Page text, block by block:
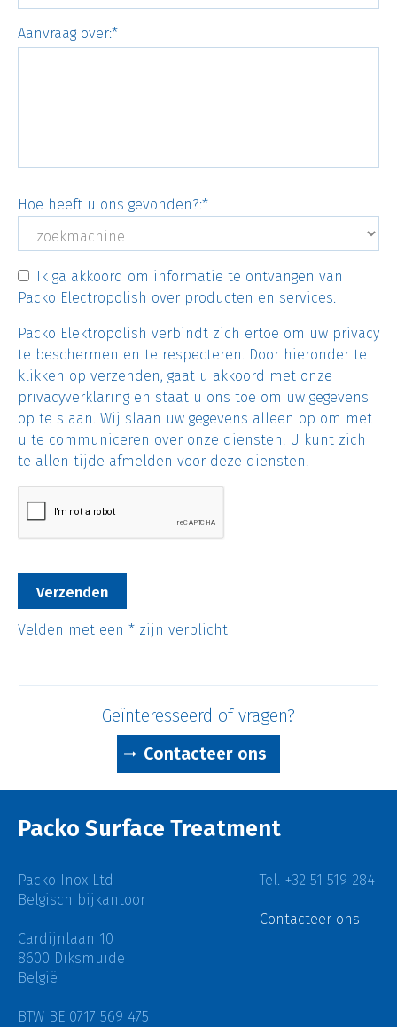
Aanvraag over:
Hoe heeft u ons gevonden?:
Ik ga akkoord om informatie te ontvangen van
Packo Electropolish over producten en services.
Packo Elektropolish verbindt zich ertoe om uw privacy
te beschermen en te respecteren. Door hieronder te
klikken op verzenden, gaat u akkoord met onze
privacyverklaring en staat u ons toe om uw gegevens
op te slaan. Wij slaan uw gegevens alleen op om met
u te communiceren over onze diensten. U kunt zich
te allen tijde afmelden voor deze diensten.
Velden met een * zijn verplicht
Geïnteresseerd of vragen?
Contacteer ons
Packo Surface Treatment
Packo Inox Ltd
Belgisch bijkantoor
Cardijnlaan 10
8600 Diksmuide
België
BTW BE 0717 569 475
Tel. +32 51 519 284
Contacteer ons